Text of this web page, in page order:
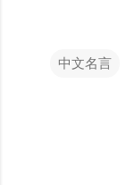
中文名言